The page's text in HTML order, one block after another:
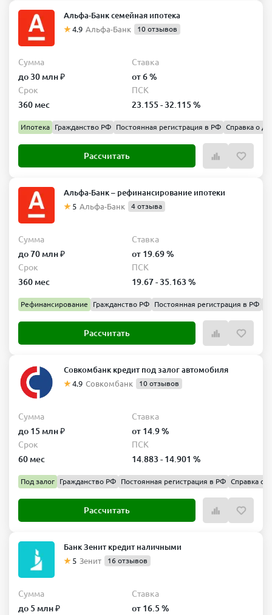
Альфа-Банк семейная ипотека
4.9 Альфа-Банк 10 отзывов
Сумма
до 30 млн ₽
Ставка
от 6 %
Срок
360 мес
ПСК
23.155 - 32.115 %
Ипотека Гражданство РФ Постоянная регистрация в РФ Справка о
Рассчитать
Альфа-Банк – рефинансирование ипотеки
5 Альфа-Банк 4 отзыва
Сумма
до 70 млн ₽
Ставка
от 19.69 %
Срок
360 мес
ПСК
19.67 - 35.163 %
Рефинансирование Гражданство РФ Постоянная регистрация в РФ
Рассчитать
Совкомбанк кредит под залог автомобиля
4.9 Совкомбанк 10 отзывов
Сумма
до 15 млн ₽
Ставка
от 14.9 %
Срок
60 мес
ПСК
14.883 - 14.901 %
Под залог Гражданство РФ Постоянная регистрация в РФ Справка о
Рассчитать
Банк Зенит кредит наличными
5 Зенит 16 отзывов
Сумма
до 5 млн ₽
Ставка
от 16.5 %